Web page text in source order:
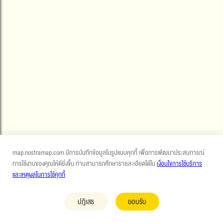
map.nostramap.com มีการบันทึกข้อมูลในรูปแบบคุกกี้ เพื่อการพัฒนาประสบการณ์
การใช้งานของคุณให้ดียิ่งขึ้น ท่านสามารถศึกษารายละเอียดได้ในเงื่อนไขการใช้บริการ
และเหตุผลในการใช้คุกกี้
ปฎิเสธ ยอมรับ